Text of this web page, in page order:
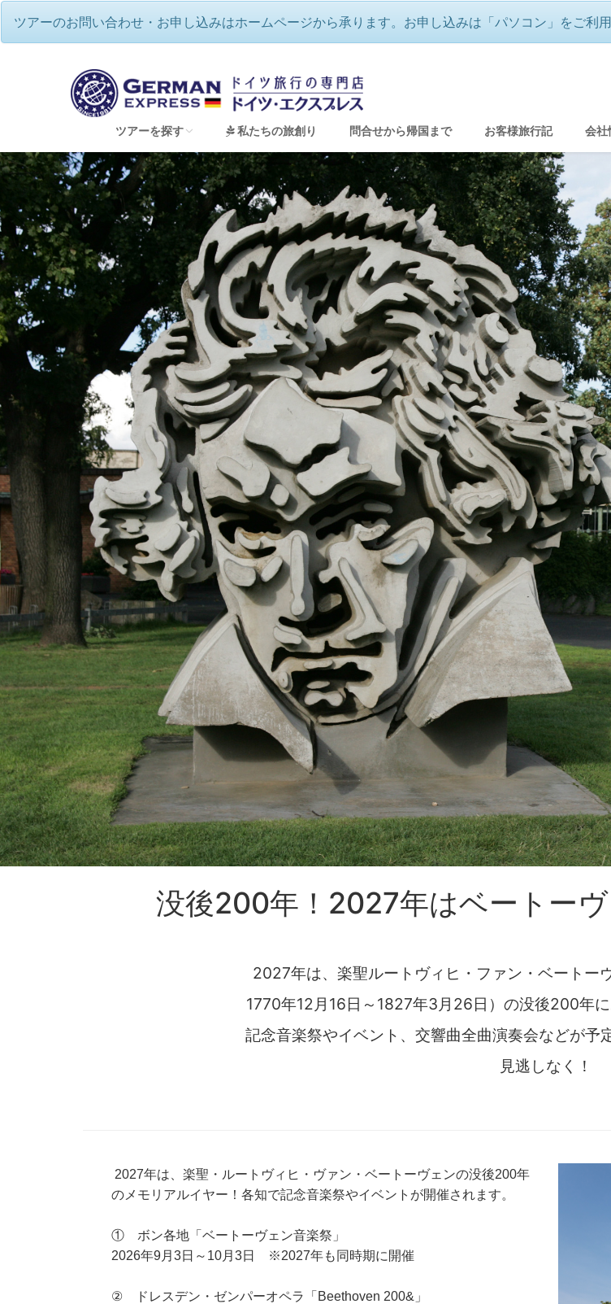
ツアーのお問い合わせ・お申し込みはホームページから承ります。お申し込みは「パソコン」をご利
ツアーを探す
すべてのツアーを見る
音楽の国ドイツ♪本場で名曲を聴く（音楽祭ツアー多数！）
ドイツで過ごす☆伝統のクリスマス
2026年12月🌟バーデンバーデン祝祭劇場・冬の音楽祭『白鳥の湖』『魔笛』
ベルリンフィル・ジルヴェスターコンサート鑑賞♪音楽好きのクリスマス＆年越し🌟
夢のドイツハネムーン（新婚旅行）
ロマンチック街道をいく
ドイツと隣国をめぐる旅
角野隼斗氏の海外公演コンサート鑑賞ツアー
ドイツの美味しい旅
没後200年！2027年はベートーヴェン・メモリアルイヤー
自分で創る旅 (完全オーダーメイド旅)
私たちの旅創り 問合せから帰国まで お客様旅行記 会社
世界遺産や観光街道を巡る♪メルヘンの国ドイツ！ 没後200年！2027年はベ
没後200年！2027年はベートー
2027年は、楽聖ルートヴィヒ・ファン・ベートー
1770年12月16日～1827年3月26日）の没後200年
記念音楽祭やイベント、交響曲全曲演奏会などが予
見逃しなく！
2027年は、楽聖・ルートヴィヒ・ヴァン・ベートーヴェンの没後200年
のメモリアルイヤー！各知で記念音楽祭やイベントが開催されます。
① ボン各地 「ベートーヴェン音楽祭」
2026年9月3日～10月3日 ※2027年も同時期に開催
② ドレスデン・ゼンパーオペラ「Beethoven 200&」